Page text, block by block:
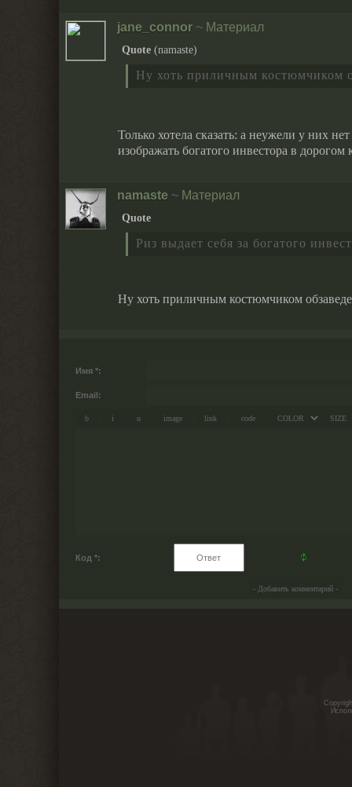
jane_connor ~ Материал
Quote (namaste)
Ну хоть приличным костюмчиком
Только хотела сказать: а неужели у них
изображать богатого инвестора в
namaste ~ Материал
Quote
Риз выдает себя за богатого
Ну хоть приличным костюмчиком
Имя *:
Email:
Код *: